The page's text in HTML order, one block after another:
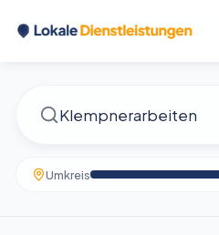
Umkreis